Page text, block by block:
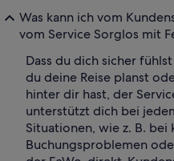
Was kann ich vom
vom Service Sorglos mit
Dass du dich sicher
du deine Reise planst
hinter dir hast, der
unterstützt dich bei
Situationen, wie z. B.
Buchungsproblemen